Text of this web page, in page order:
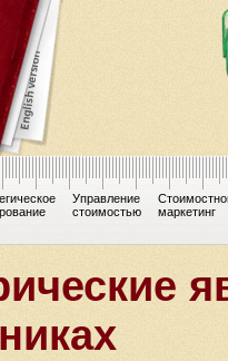
Управление
стоимостью
маркетинг